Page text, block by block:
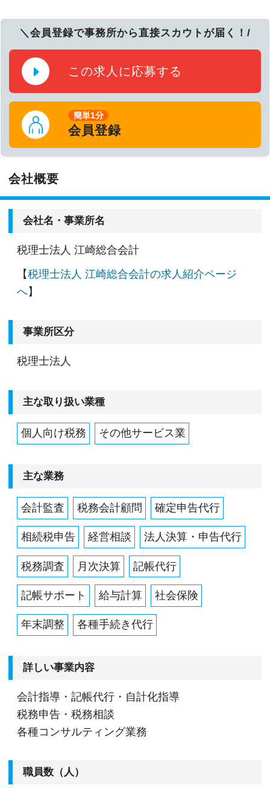
＼会員登録で事務所から直接スカウトが届く！/
この求人に応募する
簡単1分
会員登録
会社概要
会社名・事業所名
税理士法人 江崎総合会計
【税理士法人 江崎総合会計の求人紹介ページ
へ】
事業所区分
税理士法人
主な取り扱い業種
個人向け税務 その他サービス業
主な業務
会計監査 税務会計顧問 確定申告代行
相続税申告 経営相談 法人決算・申告代行
税務調査 月次決算 記帳代行
記帳サポート 給与計算 社会保険
年末調整 各種手続き代行
詳しい事業内容
会計指導・記帳代行・自計化指導
税務申告・税務相談
各種コンサルティング業務
職員数（人）